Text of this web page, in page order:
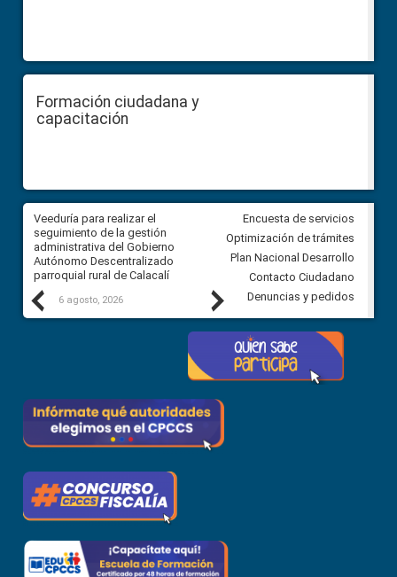
Formación ciudadana y
capacitación
Previous
Veeduría para realizar el
seguimiento de la gestión
administrativa del Gobierno
Autónomo Descentralizado
parroquial rural de Calacalí
6 agosto, 2026
Veeduría para vigilar los
derivados de la Audiencia
comunidad Urbina, parroquia
Carolina
5 agosto, 2026
Next
Encuesta de servicios
Optimización de trámites
Plan Nacional Desarrollo
Contacto Ciudadano
Denuncias y pedidos